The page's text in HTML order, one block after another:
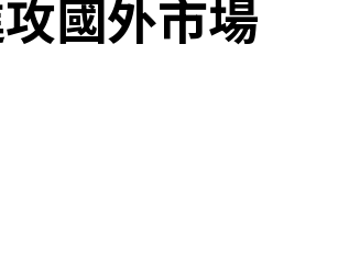
國外市場